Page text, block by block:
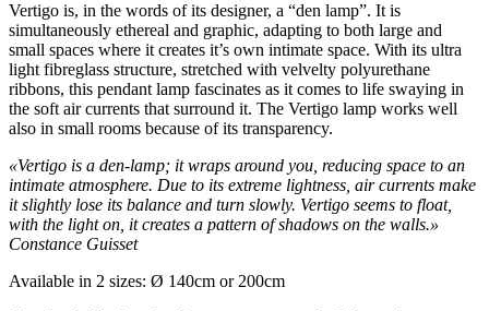
Vertigo is, in the words of its designer, a “den lamp”. It is
simultaneously ethereal and graphic, adapting to both large and
small spaces where it creates it’s own intimate space. With its ultra
light fibreglass structure, stretched with velvelty polyurethane
ribbons, this pendant lamp fascinates as it comes to life swaying in
the soft air currents that surround it. The Vertigo lamp works well
also in small rooms because of its transparency.
«Vertigo is a den-lamp; it wraps around you, reducing space to an
intimate atmosphere. Due to its extreme lightness, air currents make
it slightly lose its balance and turn slowly. Vertigo seems to float,
with the light on, it creates a pattern of shadows on the walls.»
Constance Guisset
Available in 2 sizes: Ø 140cm or 200cm